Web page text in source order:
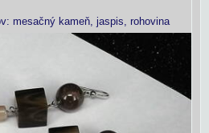
mesačný kameň, jaspis, rohovina